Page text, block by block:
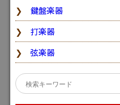
鍵盤楽器
打楽器
弦楽器